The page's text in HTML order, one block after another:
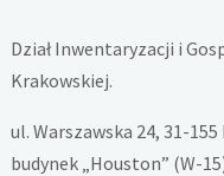
Dział Inwentaryzacji i
Krakowskiej.
ul. Warszawska 24, 31-
budynek „Houston” (W-